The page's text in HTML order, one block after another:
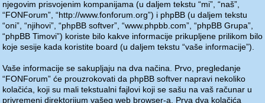
njegovim prisvojenim kompanijama (u daljem tekstu “mi”, “naš”,
“FONForum”, “http://www.fonforum.org”) i phpBB (u daljem tekstu
“oni”, “njihovi”, “phpBB softver”, “www.phpbb.com”, “phpBB Grupa”,
“phpBB Timovi”) koriste bilo kakve informacije prikupljene prilikom bilo
koje sesije kada koristite board (u daljem tekstu “vaše informacije”).
Vaše informacije se sakupljaju na dva načina. Prvo, pregledanje
“FONForum” će prouzrokovati da phpBB softver napravi nekoliko
kolačića, koji su mali tekstualni fajlovi koji se sašu na vaš računar u
privremeni direktorijum vašeg web browser-a. Prva dva kolačića